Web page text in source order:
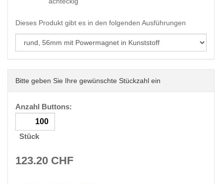
Dieses Produkt gibt es in den folgenden Ausführungen
Bitte geben Sie Ihre gewünschte Stückzahl ein
Anzahl Buttons:
Stück
123.20 CHF